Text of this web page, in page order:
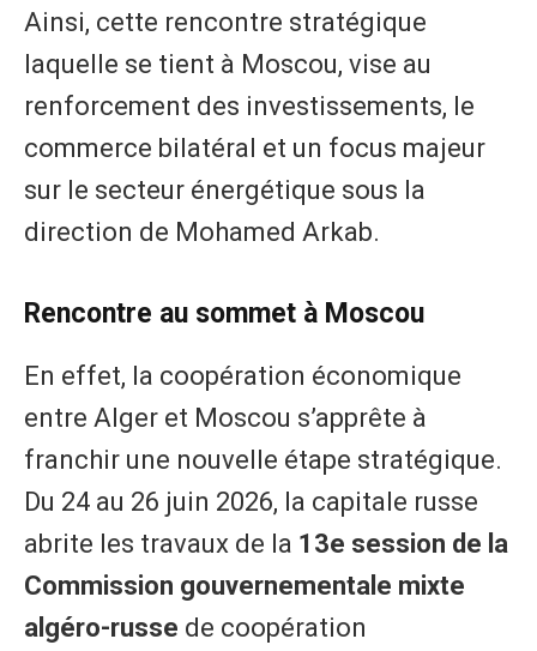
Ainsi, cette rencontre stratégique
laquelle se tient à Moscou, vise au
renforcement des investissements, le
commerce bilatéral et un focus majeur
sur le secteur énergétique sous la
direction de Mohamed Arkab.
Rencontre au sommet à Moscou
En effet, la coopération économique
entre Alger et Moscou s’apprête à
franchir une nouvelle étape stratégique.
Du 24 au 26 juin 2026, la capitale russe
abrite les travaux de la 13e session de la
Commission gouvernementale mixte
algéro-russe de coopération